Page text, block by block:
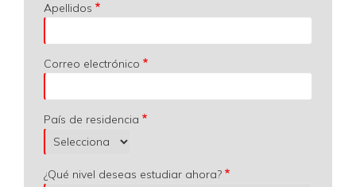
Apellidos
Correo electrónico
País de residencia
¿Qué nivel deseas estudiar ahora?